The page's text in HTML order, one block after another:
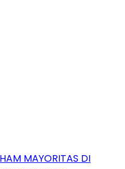
MAYORITAS DI